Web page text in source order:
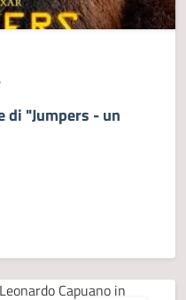
di "Jumpers - un